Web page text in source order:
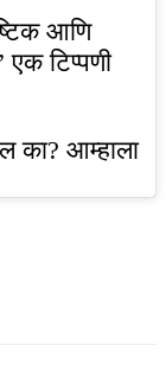
आणि
टिप्पणी
का? आम्हाला